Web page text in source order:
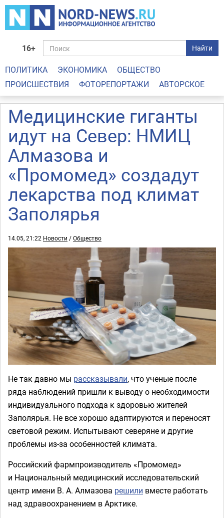
16+ Найти
ПОЛИТИКА ЭКОНОМИКА
ОБЩЕСТВО
ПРОИСШЕСТВИЯ
ФОТОРЕПОРТАЖИ АВТОРСКОЕ
Медицинские гиганты
идут на Север: НМИЦ
Алмазова и
«Промомед» создадут
лекарства под климат
Заполярья
14.05, 21:22 Новости /Общество
Не так давно мы рассказывали, что ученые после
ряда наблюдений пришли к выводу о необходимости
индивидуального подхода к здоровью жителей
Заполярья. Не все хорошо адаптируются и переносят
световой режим. Испытывают северяне и другие
проблемы из-за особенностей климата.
Российский фармпроизводитель «Промомед»
и Национальный медицинский исследовательский
центр имени В. А. Алмазова решили вместе работать
над здравоохранением в Арктике.